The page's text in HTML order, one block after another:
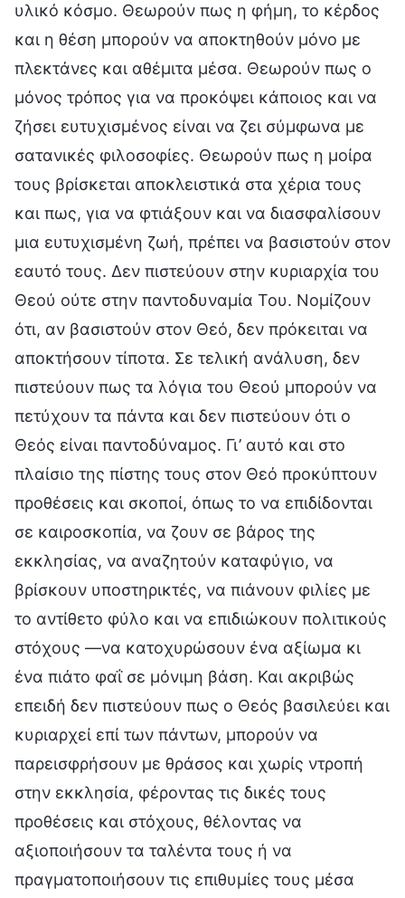
υλικό κόσμο. Θεωρούν πως η φήμη, το κέρδος
και η θέση μπορούν να αποκτηθούν μόνο με
πλεκτάνες και αθέμιτα μέσα. Θεωρούν πως ο
μόνος τρόπος για να προκόψει κάποιος και να
ζήσει ευτυχισμένος είναι να ζει σύμφωνα με
σατανικές φιλοσοφίες. Θεωρούν πως η μοίρα
τους βρίσκεται αποκλειστικά στα χέρια τους
και πως, για να φτιάξουν και να διασφαλίσουν
μια ευτυχισμένη ζωή, πρέπει να βασιστούν στον
εαυτό τους. Δεν πιστεύουν στην κυριαρχία του
Θεού ούτε στην παντοδυναμία Του. Νομίζουν
ότι, αν βασιστούν στον Θεό, δεν πρόκειται να
αποκτήσουν τίποτα. Σε τελική ανάλυση, δεν
πιστεύουν πως τα λόγια του Θεού μπορούν να
πετύχουν τα πάντα και δεν πιστεύουν ότι ο
Θεός είναι παντοδύναμος. Γι’ αυτό και στο
πλαίσιο της πίστης τους στον Θεό προκύπτουν
προθέσεις και σκοποί, όπως το να επιδίδονται
σε καιροσκοπία, να ζουν σε βάρος της
εκκλησίας, να αναζητούν καταφύγιο, να
βρίσκουν υποστηρικτές, να πιάνουν φιλίες με
το αντίθετο φύλο και να επιδιώκουν πολιτικούς
στόχους —να κατοχυρώσουν ένα αξίωμα κι
ένα πιάτο φαΐ σε μόνιμη βάση. Και ακριβώς
επειδή δεν πιστεύουν πως ο Θεός βασιλεύει και
κυριαρχεί επί των πάντων, μπορούν να
παρεισφρήσουν με θράσος και χωρίς ντροπή
στην εκκλησία, φέροντας τις δικές τους
προθέσεις και στόχους, θέλοντας να
αξιοποιήσουν τα ταλέντα τους ή να
πραγματοποιήσουν τις επιθυμίες τους μέσα